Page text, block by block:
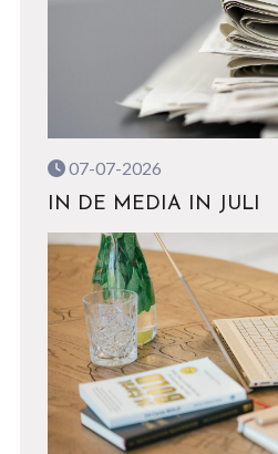
07-07-2026
IN DE MEDIA IN JULI